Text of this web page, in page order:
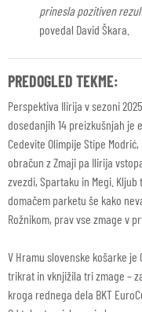
prinesla pozitiven
povedal David Škara.
PREDOGLED TEKME:
Perspektiva Ilirija v sezoni
dosedanjih 14 preizkušnjah je
Cedevite Olimpije Stipe
obračun z Zmaji pa Ilirija
zvezdi, Spartaku in Megi.
domačem parketu še kako
Rožnikom, prav vse zmage v
V Hramu slovenske košarke
trikrat in vknjižila tri zmage –
kroga rednega dela BKT